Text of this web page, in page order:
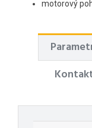
motorový